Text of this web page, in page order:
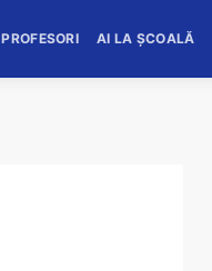
PROFESORI AI LA ȘCOALĂ